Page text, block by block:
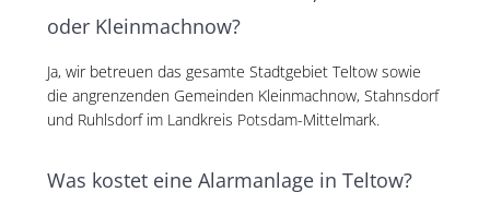
oder Kleinmachnow?
Ja, wir betreuen das gesamte Stadtgebiet Teltow sowie
die angrenzenden Gemeinden Kleinmachnow, Stahnsdorf
und Ruhlsdorf im Landkreis Potsdam-Mittelmark.
Was kostet eine Alarmanlage in Teltow?